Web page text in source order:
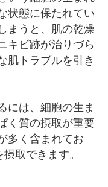
状態に保たれてい
まうと、肌の乾燥
キビ跡が治りづら
肌トラブルを引き
には、細胞の生ま
く質の摂取が重要
多く含まれてお
取できます。